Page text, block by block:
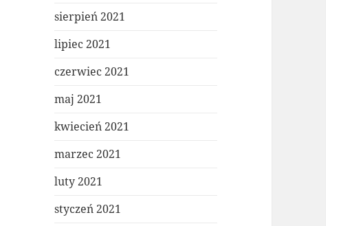
sierpień 2021
lipiec 2021
czerwiec 2021
maj 2021
kwiecień 2021
marzec 2021
luty 2021
styczeń 2021